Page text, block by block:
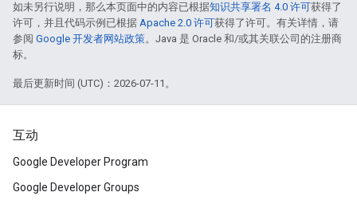
如未另行说明，那么本页面中的内容已根据知识共享署名 4.0 许可获得了
许可，并且代码示例已根据 Apache 2.0 许可获得了许可。有关详情，请
参阅 Google 开发者网站政策。Java 是 Oracle 和/或其关联公司的注册商
标。
最后更新时间 (UTC)：2026-07-11。
互动
Google Developer Program
Google Developer Groups